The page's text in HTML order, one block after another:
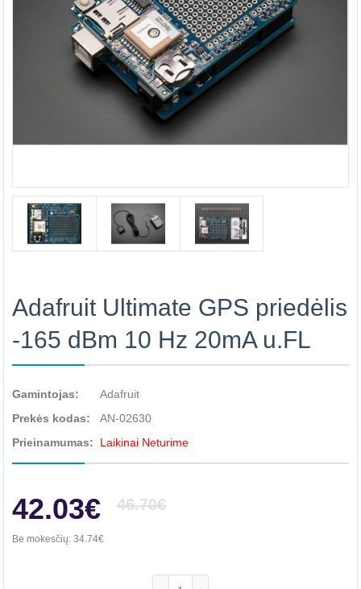
Adafruit Ultimate GPS priedėlis
-165 dBm 10 Hz 20mA u.FL
Gamintojas:
Adafruit
Prekės kodas:
AN-02630
Prieinamumas:
Laikinai Neturime
42.03€ 46.70€
Be mokesčių: 34.74€